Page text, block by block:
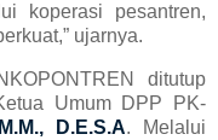
koperasi pesantren,
ujarnya.
ditutup
Umum DPP PK-
D.E.S.A. Melalui